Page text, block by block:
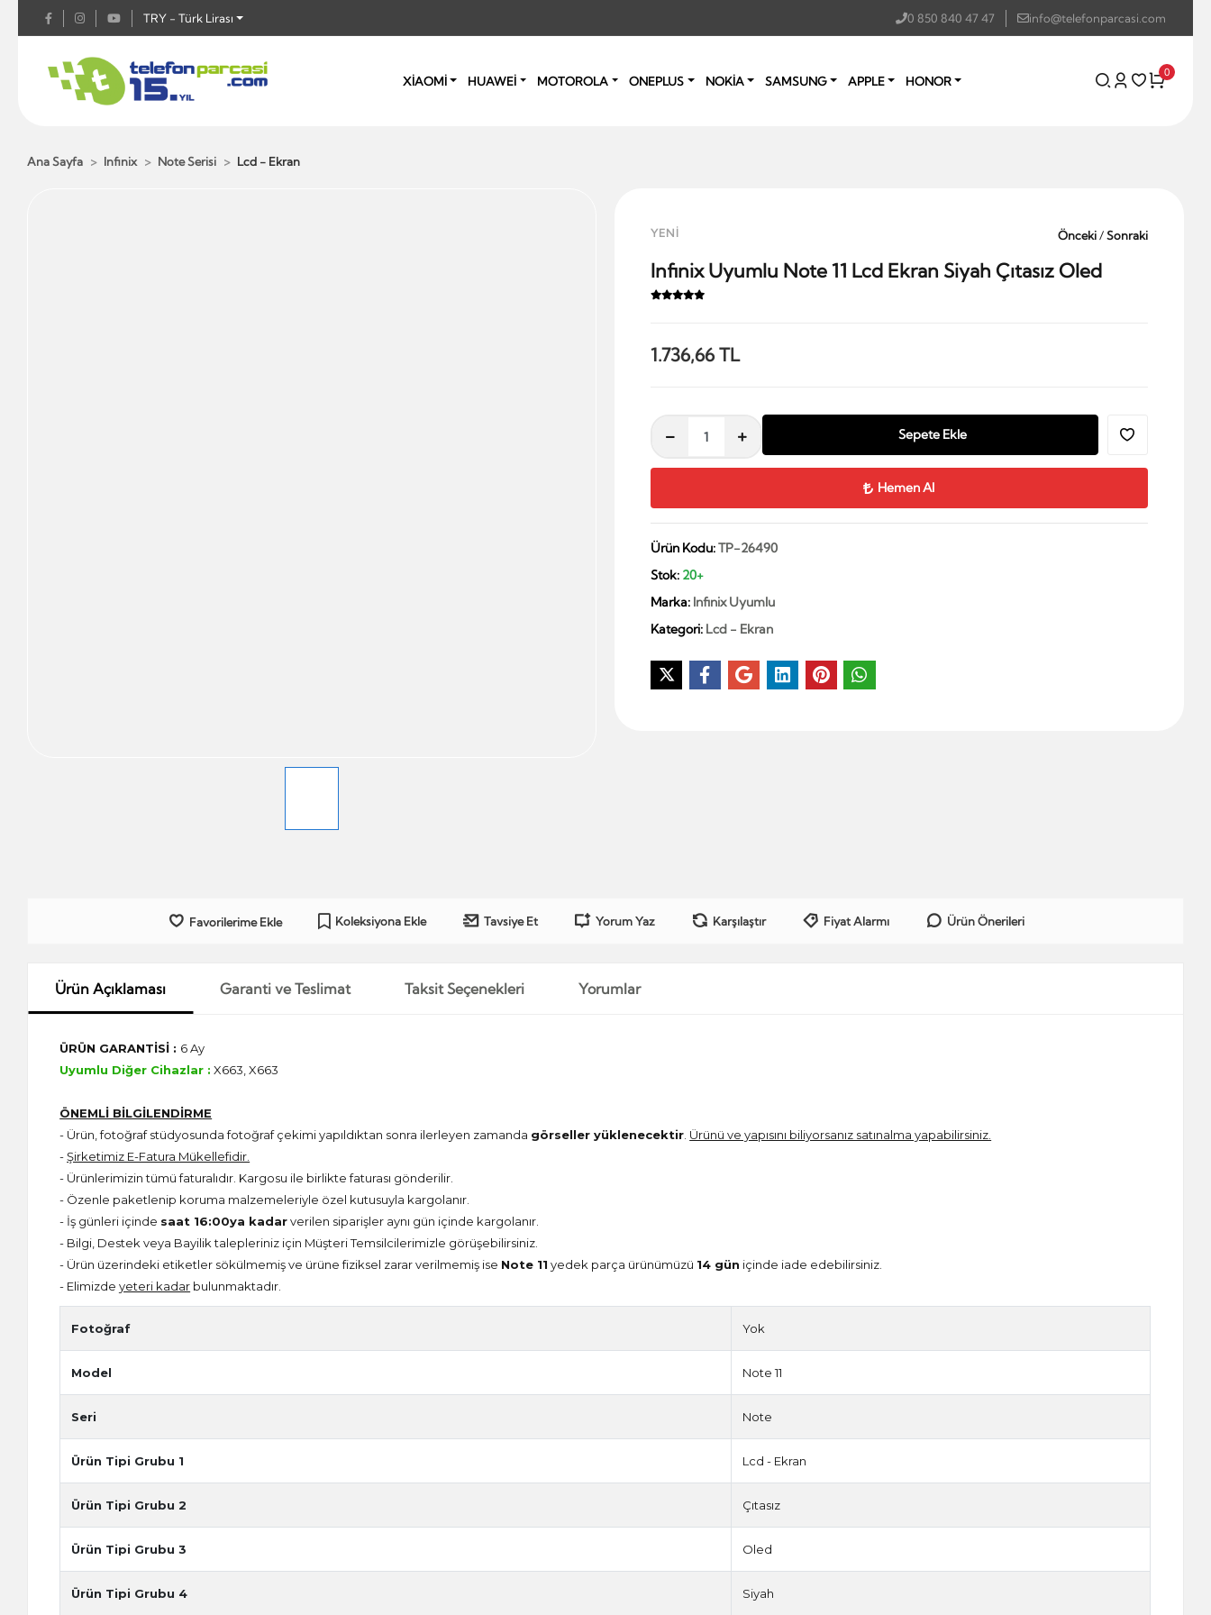
TRY - Türk Lirası 0 850 840 47 47 info@telefonparcasi.com
XİAOMİ HUAWEİ MOTOROLA ONEPLUS NOKİA SAMSUNG APPLE HONOR
0
Ana Sayfa Infinix Note Serisi Lcd - Ekran
YENİ Önceki/Sonraki
Infinix Uyumlu Note 11 Lcd Ekran Siyah Çıtasız Oled
1.736,66 TL
Sepete Ekle
Hemen Al
Ürün Kodu:TP-26490
Stok: 20+
Marka: Infinix Uyumlu
Kategori: Lcd - Ekran
Favorilerime Ekle Koleksiyona Ekle Tavsiye Et Yorum Yaz Karşılaştır Fiyat Alarmı Ürün Önerileri
Ürün Açıklaması Garanti ve Teslimat Taksit Seçenekleri Yorumlar
ÜRÜN GARANTİSİ : 6 Ay
Uyumlu Diğer Cihazlar : X663, X663
ÖNEMLİ BİLGİLENDİRME
- Ürün, fotoğraf stüdyosunda fotoğraf çekimi yapıldıktan sonra ilerleyen zamanda görseller yüklenecektir. Ürünü ve yapısını biliyorsanız satınalma yapabilirsiniz.
-Şirketimiz E-Fatura Mükellefidir.
- Ürünlerimizin tümü faturalıdır. Kargosu ile birlikte faturası gönderilir.
- Özenle paketlenip koruma malzemeleriyle özel kutusuyla kargolanır.
- İş günleri içinde saat 16:00ya kadarverilen siparişler aynı gün içinde kargolanır.
- Bilgi, Destek veya Bayilik talepleriniz için Müşteri Temsilcilerimizle görüşebilirsiniz.
- Ürün üzerindeki etiketler sökülmemiş ve ürüne fiziksel zarar verilmemiş ise Note 11 yedek parça ürünümüzü 14 gün içinde iade edebilirsiniz.
- Elimizdeyeteri kadar bulunmaktadır.
Fotoğraf Yok
Model Note 11
Seri Note
Ürün Tipi Grubu 1 Lcd - Ekran
Ürün Tipi Grubu 2 Çıtasız
Ürün Tipi Grubu 3 Oled
Ürün Tipi Grubu 4 Siyah